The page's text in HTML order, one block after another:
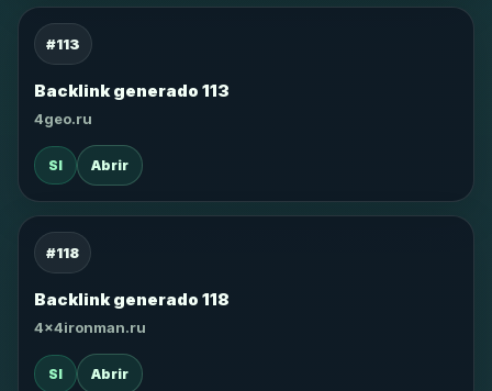
#113
Backlink generado 113
4geo.ru
SI Abrir
#118
Backlink generado 118
4x4ironman.ru
SI Abrir